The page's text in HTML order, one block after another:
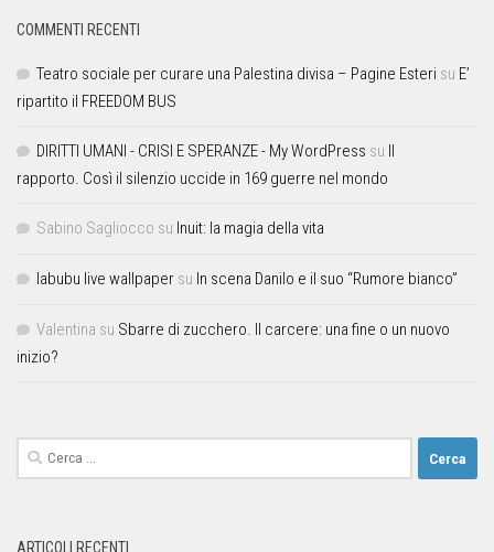
COMMENTI RECENTI
Teatro sociale per curare una Palestina divisa – Pagine Esteri su E’
ripartito il FREEDOM BUS
DIRITTI UMANI - CRISI E SPERANZE - My WordPress su
rapporto. Così il silenzio uccide in 169 guerre nel mondo
Sabino Sagliocco su Inuit: la magia della vita
labubu live wallpaper su In scena Danilo e il suo “Rumore bianco”
Valentina su Sbarre di zucchero. Il carcere: una fine o un nuovo
inizio?
ARTICOLI RECENTI